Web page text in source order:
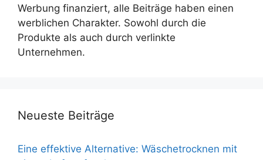
Werbung finanziert, alle Beiträge haben einen
werblichen Charakter. Sowohl durch die
Produkte als auch durch verlinkte
Unternehmen.
Neueste Beiträge
Eine effektive Alternative: Wäschetrocknen mit